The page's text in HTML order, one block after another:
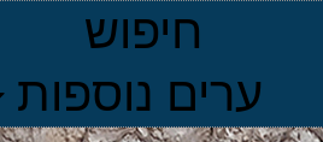
חיפוש
ערים נוספות